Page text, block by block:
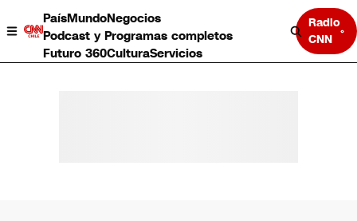
PaísMundoNegocios
Podcast y Programas completos
Futuro 360CulturaServicios
Radio
CNN